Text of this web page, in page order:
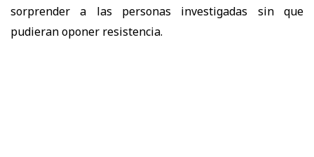
sorprender a las personas investigadas sin que
pudieran oponer resistencia.